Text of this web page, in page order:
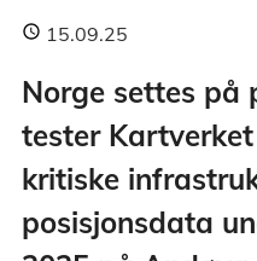
15.09.25
Norge settes på
tester
kritiske
posisjonsdata